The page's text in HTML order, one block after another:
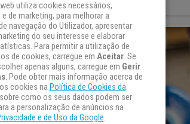
utiliza cookies necessários,
de marketing, para melhorar a
navegação do Utilizador, apresentar
do seu interesse e elaborar
Para permitir a utilização de
de cookies, carregue em Aceitar. Se
apenas alguns, carregue em Gerir
. Pode obter mais informação acerca de
cookies na Política de Cookies da
como os seus dados podem ser
a personalização de anúncios na
e de Uso da Google.